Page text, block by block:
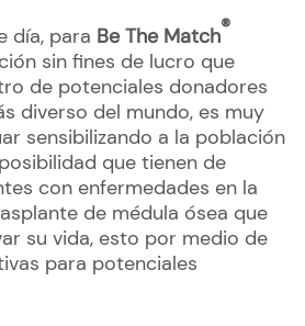
día, para Be The Match®
sin fines de lucro que
de potenciales donadores
diverso del mundo, es muy
sensibilizando a la población
que tienen de
con enfermedades en la
de médula ósea que
su vida, esto por medio de
para potenciales